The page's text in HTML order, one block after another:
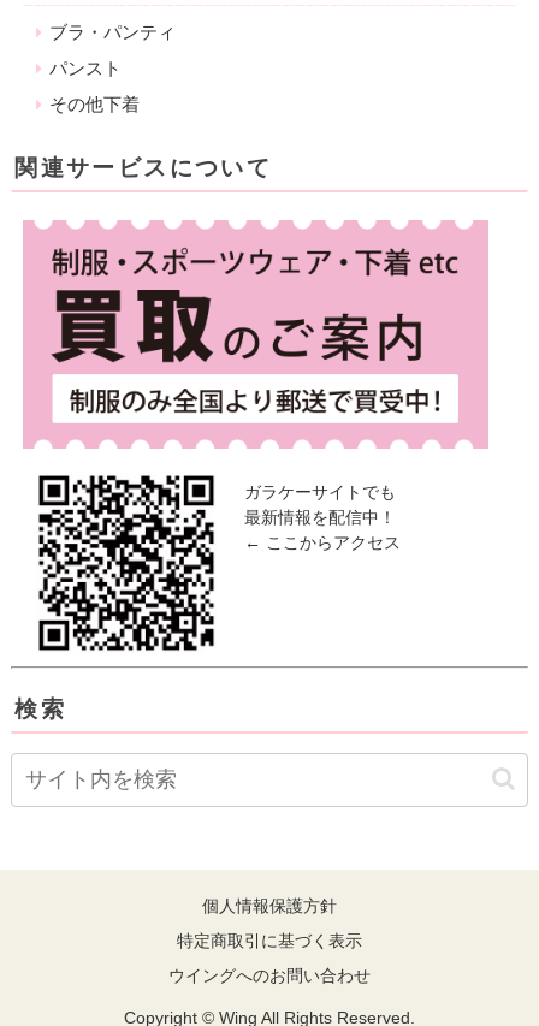
ブラ・パンティ
パンスト
その他下着
関連サービスについて
ガラケーサイトでも
最新情報を配信中！
← ここからアクセス
検索
個人情報保護方針
特定商取引に基づく表示
ウイングへのお問い合わせ
Copyright © Wing All Rights Reserved.